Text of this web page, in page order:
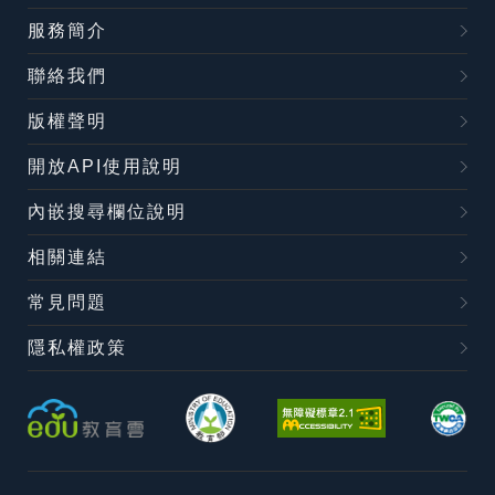
服務簡介
聯絡我們
版權聲明
開放API使用說明
內嵌搜尋欄位說明
相關連結
常見問題
隱私權政策